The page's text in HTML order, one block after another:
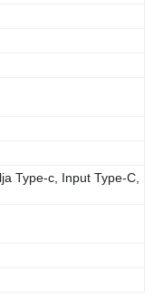
Type-c, Input Type-C,